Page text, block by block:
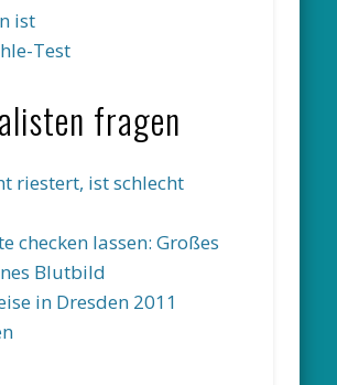
ist
Test
fragen
riestert, ist schlecht
checken lassen: Großes
Blutbild
in Dresden 2011